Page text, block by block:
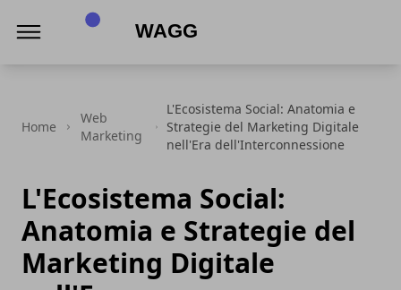
Home
Web
Marketing
L'Ecosistema Social: Anatomia e
Strategie del Marketing Digitale
nell'Era dell'Interconnessione
L'Ecosistema Social:
Anatomia e Strategie del
Marketing Digitale